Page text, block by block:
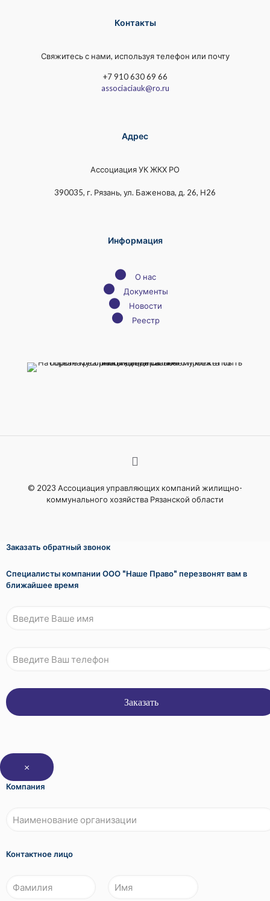
Контакты
Свяжитесь с нами, используя телефон или почту
+7 910 630 69 66
associaciauk@ro.ru
Адрес
Ассоциация УК ЖКХ РО
390035, г. Рязань, ул. Баженова, д. 26, Н26
Информация
● О нас
● Документы
● Новости
● Реестр
© 2023 Ассоциация управляющих компаний жилищно-
коммунального хозяйства Рязанской области
Заказать обратный звонок
Специалисты компании ООО "Наше Право" перезвонят вам в
ближайшее время
×
Компания
Контактное лицо